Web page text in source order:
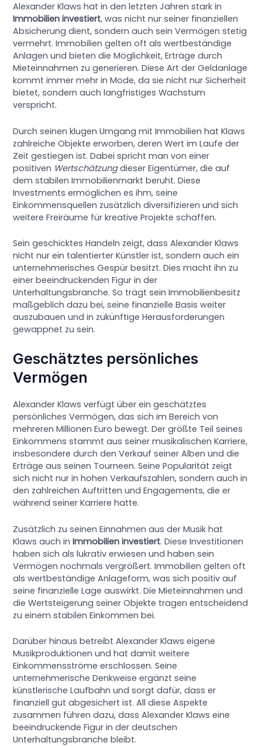
Alexander Klaws hat in den letzten Jahren stark in
Immobilien investiert, was nicht nur seiner finanziellen
Absicherung dient, sondern auch sein Vermögen stetig
vermehrt. Immobilien gelten oft als wertbeständige
Anlagen und bieten die Möglichkeit, Erträge durch
Mieteinnahmen zu generieren. Diese Art der Geldanlage
kommt immer mehr in Mode, da sie nicht nur Sicherheit
bietet, sondern auch langfristiges Wachstum
verspricht.
Durch seinen klugen Umgang mit Immobilien hat Klaws
zahlreiche Objekte erworben, deren Wert im Laufe der
Zeit gestiegen ist. Dabei spricht man von einer
positiven Wertschätzungdieser Eigentümer, die auf
dem stabilen Immobilienmarkt beruht. Diese
Investments ermöglichen es ihm, seine
Einkommensquellen zusätzlich diversifizieren und sich
weitere Freiräume für kreative Projekte schaffen.
Sein geschicktes Handeln zeigt, dass Alexander Klaws
nicht nur ein talentierter Künstler ist, sondern auch ein
unternehmerisches Gespür besitzt. Dies macht ihn zu
einer beeindruckenden Figur in der
Unterhaltungsbranche. So trägt sein Immobilienbesitz
maßgeblich dazu bei, seine finanzielle Basis weiter
auszubauen und in zukünftige Herausforderungen
gewappnet zu sein.
Geschätztes persönliches
Vermögen
Alexander Klaws verfügt über ein geschätztes
persönliches Vermögen, das sich im Bereich von
mehreren Millionen Euro bewegt. Der größte Teil seines
Einkommens stammt aus seiner musikalischen Karriere,
insbesondere durch den Verkauf seiner Alben und die
Erträge aus seinen Tourneen. Seine Popularität zeigt
sich nicht nur in hohen Verkaufszahlen, sondern auch in
den zahlreichen Auftritten und Engagements, die er
während seiner Karriere hatte.
Zusätzlich zu seinen Einnahmen aus der Musik hat
Klaws auch inImmobilien investiert. Diese Investitionen
haben sich als lukrativ erwiesen und haben sein
Vermögen nochmals vergrößert. Immobilien gelten oft
als wertbeständige Anlageform, was sich positiv auf
seine finanzielle Lage auswirkt. Die Mieteinnahmen und
die Wertsteigerung seiner Objekte tragen entscheidend
zu einem stabilen Einkommen bei.
Darüber hinaus betreibt Alexander Klaws eigene
Musikproduktionen und hat damit weitere
Einkommensströme erschlossen. Seine
unternehmerische Denkweise ergänzt seine
künstlerische Laufbahn und sorgt dafür, dass er
finanziell gut abgesichert ist. All diese Aspekte
zusammen führen dazu, dass Alexander Klaws eine
beeindruckende Figur in der deutschen
Unterhaltungsbranche bleibt.